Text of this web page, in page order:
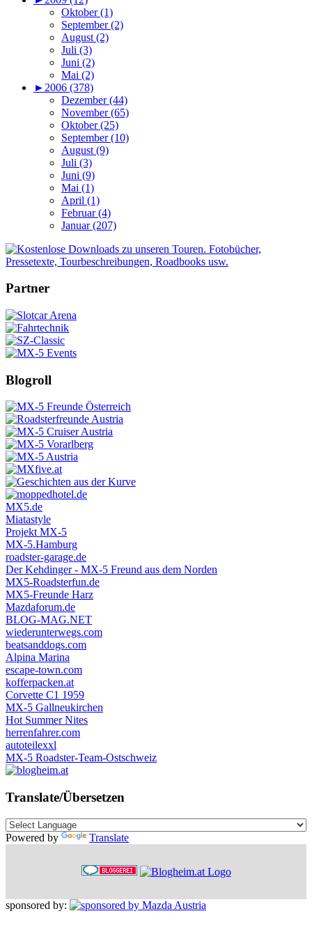
Oktober (1)
September (2)
August (2)
Juli (3)
Juni (2)
Mai (2)
► 2006 (378)
Dezember (44)
November (65)
Oktober (25)
September (10)
August (9)
Juli (3)
Juni (9)
Mai (1)
April (1)
Februar (4)
Januar (207)
Partner
Blogroll
MX5.de
Miatastyle
Projekt MX-5
MX-5.Hamburg
roadster-garage.de
Der Kehdinger - MX-5 Freund aus dem Norden
MX5-Roadsterfun.de
MX5-Freunde Harz
Mazdaforum.de
BLOG-MAG.NET
wiederunterwegs.com
beatsanddogs.com
Alpina Marina
escape-town.com
kofferpacken.at
Corvette C1 1959
MX-5 Gallneukirchen
Hot Summer Nites
herrenfahrer.com
autoteilexxl
MX-5 Roadster-Team-Ostschweiz
Translate/Übersetzen
Powered by Translate
sponsored by: